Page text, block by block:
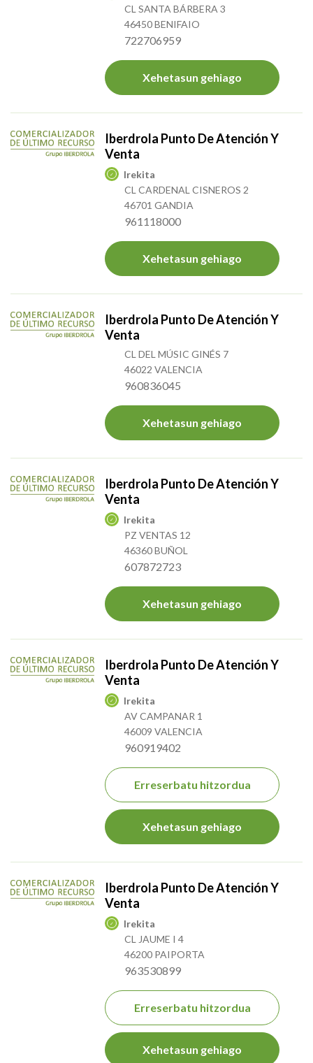
CL SANTA BÁRBERA 3
46450 BENIFAIO
722706959
Xehetasun gehiago
Iberdrola Punto De Atención Y
Venta
Irekita
CL CARDENAL CISNEROS 2
46701 GANDIA
961118000
Xehetasun gehiago
Iberdrola Punto De Atención Y
Venta
CL DEL MÚSIC GINÉS 7
46022 VALENCIA
960836045
Xehetasun gehiago
Iberdrola Punto De Atención Y
Venta
Irekita
PZ VENTAS 12
46360 BUÑOL
607872723
Xehetasun gehiago
Iberdrola Punto De Atención Y
Venta
Irekita
AV CAMPANAR 1
46009 VALENCIA
960919402
Erreserbatu hitzordua
Xehetasun gehiago
Iberdrola Punto De Atención Y
Venta
Irekita
CL JAUME I 4
46200 PAIPORTA
963530899
Erreserbatu hitzordua
Xehetasun gehiago